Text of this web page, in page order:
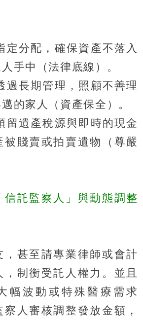
分配，確保資產不落入
手中（法律底線）。
長期管理，照顧不善理
的家人（資產保全）。
遺產稅源與即時的現金
被賤賣或拍賣遺物（尊嚴
信託監察人」與動態調整
，甚至請專業律師或會計
制衡受託人權力。並且
幅波動或特殊醫療需求
人審核調整發放金額，